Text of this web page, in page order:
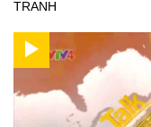
TRANH